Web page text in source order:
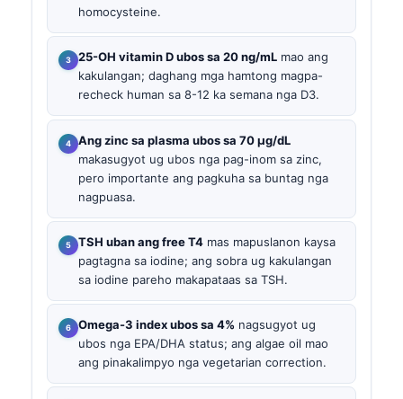
homocysteine.
25-OH vitamin D ubos sa 20 ng/mL mao ang
kakulangan; daghang mga hamtong magpa-
recheck human sa 8-12 ka semana nga D3.
Ang zinc sa plasma ubos sa 70 µg/dL
makasugyot ug ubos nga pag-inom sa zinc,
pero importante ang pagkuha sa buntag nga
nagpuasa.
TSH uban ang free T4 mas mapuslanon kaysa
pagtagna sa iodine; ang sobra ug kakulangan
sa iodine pareho makapataas sa TSH.
Omega-3 index ubos sa 4% nagsugyot ug
ubos nga EPA/DHA status; ang algae oil mao
ang pinakalimpyo nga vegetarian correction.